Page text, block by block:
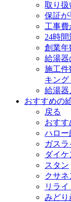
取り扱
保証が
工事費
24時
創業年
給湯器
施工件
キング
給湯器
おすすめの
戻る
おす
ハロー
ガス
ダイ
スタン
クサネ
リライ
みどり